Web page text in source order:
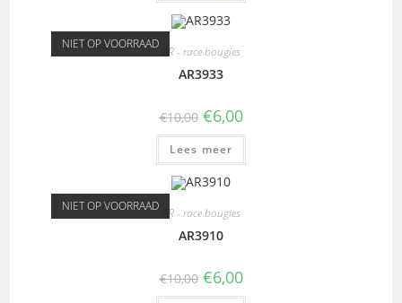
NIET OP VOORRAAD AR - race bougies
AR3933
€10,00 €6,00
Lees meer
NIET OP VOORRAAD AR - race bougies
AR3910
€10,00 €6,00